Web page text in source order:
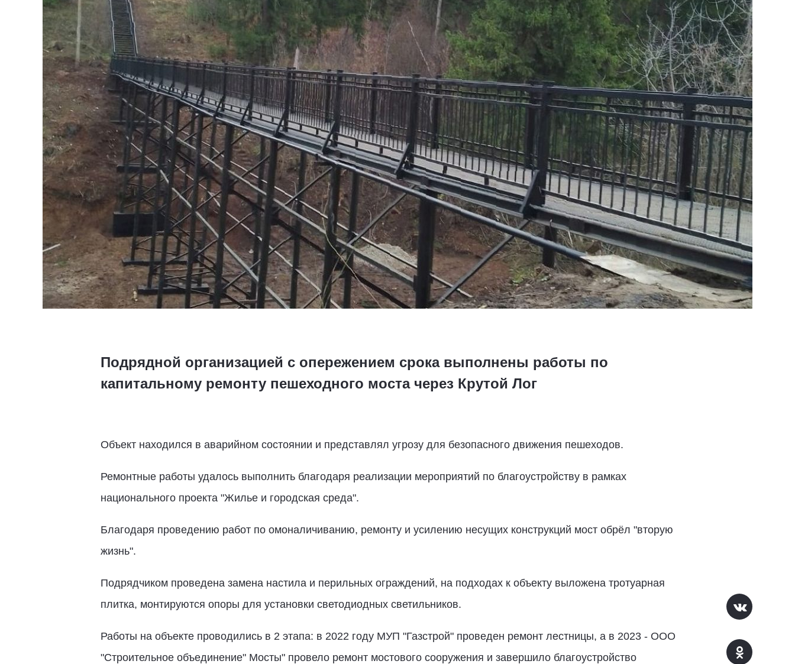
Подрядной организацией с опережением срока выполнены работы по
капитальному ремонту пешеходного моста через Крутой Лог
Объект находился в аварийном состоянии и представлял угрозу для безопасного движения пешеходов.
Ремонтные работы удалось выполнить благодаря реализации мероприятий по благоустройству в рамках
национального проекта "Жилье и городская среда".
Благодаря проведению работ по омоналичиванию, ремонту и усилению несущих конструкций мост обрёл "вторую
жизнь".
Подрядчиком проведена замена настила и перильных ограждений, на подходах к объекту выложена тротуарная
плитка, монтируются опоры для установки светодиодных светильников.
Работы на объекте проводились в 2 этапа: в 2022 году МУП "Газстрой" проведен ремонт лестницы, а в 2023 - ООО
"Строительное объединение" Мосты" провело ремонт мостового сооружения и завершило благоустройство